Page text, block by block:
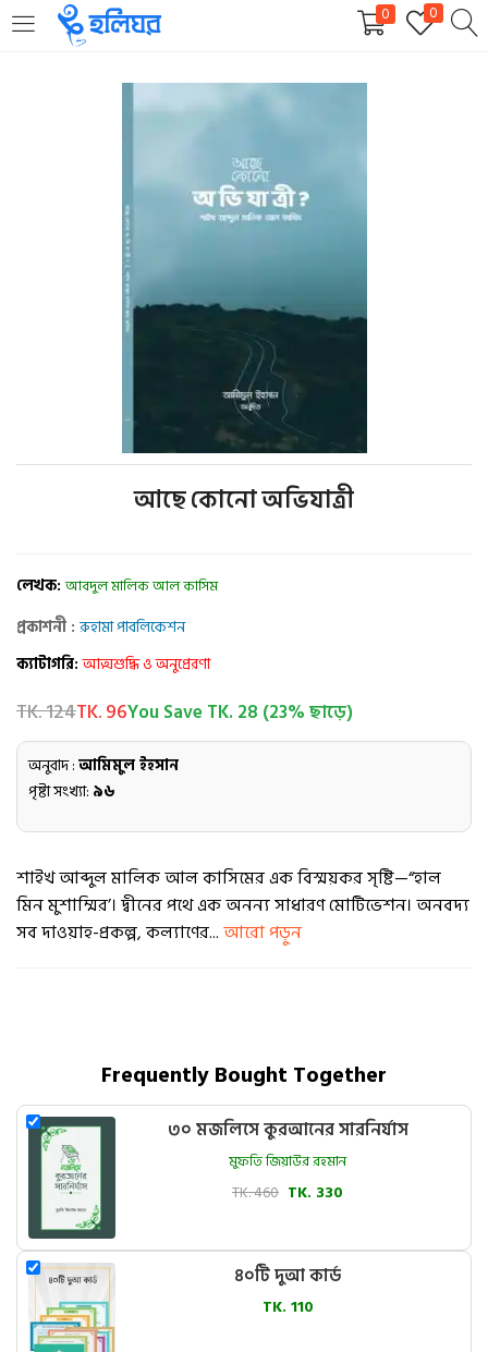
0 0
LOGIN REGISTER
Remember me
Login
Lost password?
আছে কোনো অভিযাত্রী
লেখক:আবদুল মালিক আল কাসিম
প্রকাশনী : রুহামা পাবলিকেশন
ক্যাটাগরি:আত্মশুদ্ধি ও অনুপ্রেরণা
TK. 124TK. 96You Save TK. 28 (23% ছাড়ে)
অনুবাদ :আমিমুল ইহসান
পৃষ্টা সংখ্যা: ৯৬
শাইখ আব্দুল মালিক আল কাসিমের এক বিস্ময়কর সৃষ্টি—“হাল
মিন মুশাম্মির’। দ্বীনের পথে এক অনন্য সাধারণ মোটিভেশন। অনবদ্য
সব দাওয়াহ-প্রকল্প, কল্যাণের...আরো পড়ুন
Frequently Bought Together
৩০ মজলিসে কুরআনের সারনির্যাস
মুফতি জিয়াউর রহমান
TK. 460 TK. 330
৪০টি দুআ কার্ড
TK. 110